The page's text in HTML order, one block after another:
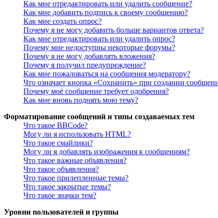
Как мне отредактировать или удалить сообщение?
Как мне добавить подпись к своему сообщению?
Как мне создать опрос?
Почему я не могу добавить больше вариантов ответа?
Как мне отредактировать или удалить опрос?
Почему мне недоступны некоторые форумы?
Почему я не могу добавлять вложения?
Почему я получил предупреждение?
Как мне пожаловаться на сообщения модератору?
Что означает кнопка «Сохранить» при создании
Почему моё сообщение требует одобрения?
Как мне вновь поднять мою тему?
Форматирование сообщений и типы создаваемых тем
Что такое BBCode?
Могу ли я использовать HTML?
Что такое смайлики?
Могу ли я добавлять изображения к сообщениям?
Что такое важные объявления?
Что такое объявления?
Что такое прилепленные темы?
Что такое закрытые темы?
Что такое значки тем?
Уровни пользователей и группы